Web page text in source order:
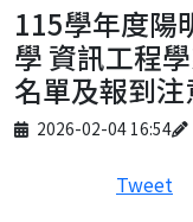
115學年度陽
學 資訊工程
名單及報到
Published on
2026-02-04 16:54
Author
Tweet